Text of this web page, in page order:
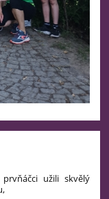
užili skvělý